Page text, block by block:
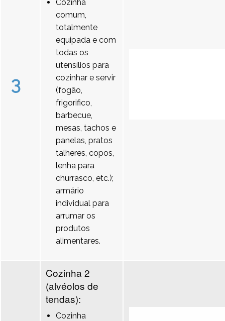
3
Cozinha
comum,
totalmente
equipada e com
todas os
utensílios para
cozinhar e servir
(fogão,
frigorifico,
barbecue,
mesas, tachos e
panelas, pratos
talheres, copos,
lenha para
churrasco, etc.);
armário
individual para
arrumar os
produtos
alimentares.
Cozinha 2
(alvéolos de
tendas):
Cozinha